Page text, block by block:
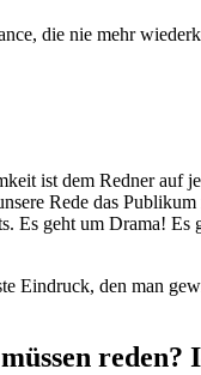
die nie mehr
ist dem Redner auf
Rede das
Es geht um Drama!
Eindruck, den man
reden?